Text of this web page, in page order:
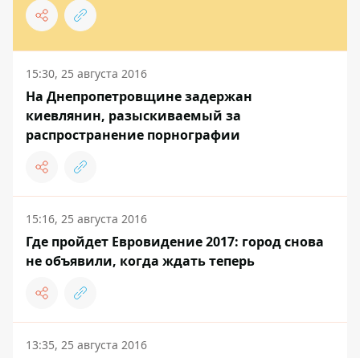
15:30, 25 августа 2016
На Днепропетровщине задержан
киевлянин, разыскиваемый за
распространение порнографии
15:16, 25 августа 2016
Где пройдет Евровидение 2017: город снова
не объявили, когда ждать теперь
13:35, 25 августа 2016